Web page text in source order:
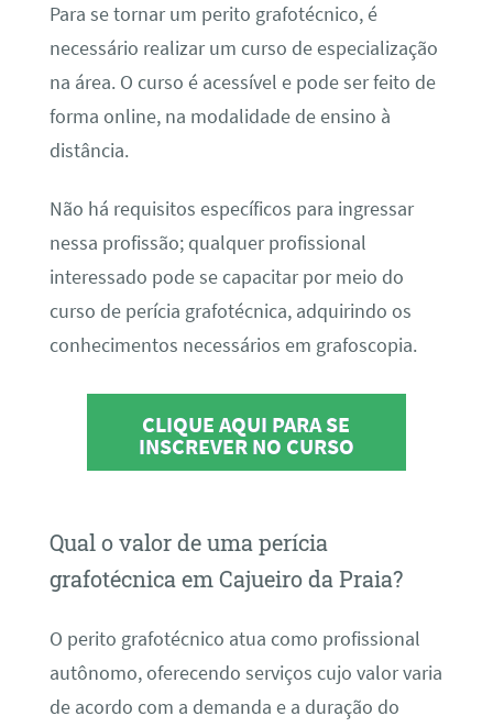
Para se tornar um perito grafotécnico, é
necessário realizar um curso de especialização
na área. O curso é acessível e pode ser feito de
forma online, na modalidade de ensino à
distância.
Não há requisitos específicos para ingressar
nessa profissão; qualquer profissional
interessado pode se capacitar por meio do
curso de perícia grafotécnica, adquirindo os
conhecimentos necessários em grafoscopia.
CLIQUE AQUI PARA SE
INSCREVER NO CURSO
Qual o valor de uma perícia
grafotécnica em Cajueiro da Praia?
O perito grafotécnico atua como profissional
autônomo, oferecendo serviços cujo valor varia
de acordo com a demanda e a duração do